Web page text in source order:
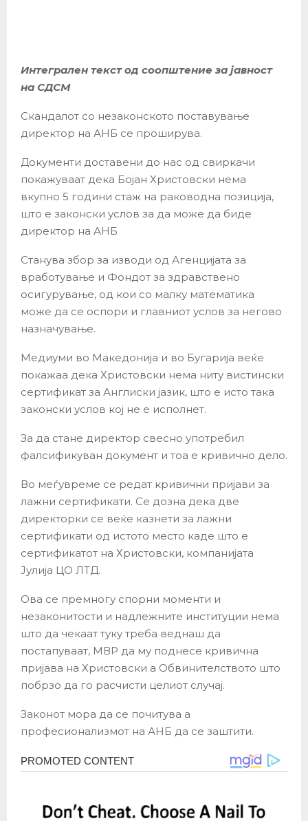
Интегрален текст од соопштение за јавност
на СДСМ
Скандалот со незаконското поставување
директор на АНБ се проширува.
Документи доставени до нас од свиркачи
покажуваат дека Бојан Христовски нема
вкупно 5 години стаж на раководна позиција,
што е законски услов за да може да биде
директор на АНБ
Станува збор за изводи од Агенцијата за
вработување и Фондот за здравствено
осигурување, од кои со малку математика
може да се оспори и главниот услов за негово
назначување.
Медиуми во Македонија и во Бугарија веќе
покажаа дека Христовски нема ниту вистински
сертификат за Англиски јазик, што е исто така
законски услов кој не е исполнет.
За да стане директор свесно употребил
фалсификуван документ и тоа е кривично дело.
Во меѓувреме се редат кривични пријави за
лажни сертификати. Се дозна дека две
директорки се веќе казнети за лажни
сертификати од истото место каде што е
сертификатот на Христовски, компанијата
Јулија ЦО ЛТД.
Ова се премногу спорни моменти и
незаконитости и надлежните институции нема
што да чекаат туку треба веднаш да
постапуваат, МВР да му поднесе кривична
пријава на Христовски а Обвинителството што
побрзо да го расчисти целиот случај.
Законот мора да се почитува а
професионализмот на АНБ да се заштити.